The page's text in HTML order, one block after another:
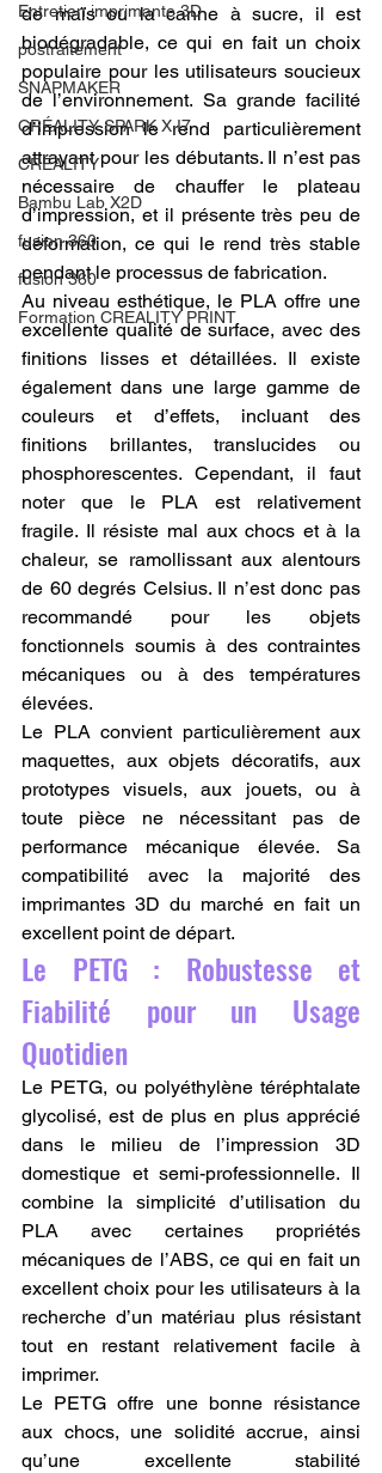
Entretien imprimante 3D
postraitement
SNAPMAKER
CRÉALITY SPARK X I7
CREALITY
Bambu Lab X2D
fusion 360
fusion 360
Formation CREALITY PRINT
de maïs ou la canne à sucre, il est
biodégradable, ce qui en fait un choix
populaire pour les utilisateurs soucieux
de l’environnement. Sa grande facilité
d’impression le rend particulièrement
attrayant pour les débutants. Il n’est pas
nécessaire de chauffer le plateau
d’impression, et il présente très peu de
déformation, ce qui le rend très stable
pendant le processus de fabrication.
Au niveau esthétique, le PLA offre une
excellente qualité de surface, avec des
finitions lisses et détaillées. Il existe
également dans une large gamme de
couleurs et d’effets, incluant des
finitions brillantes, translucides ou
phosphorescentes. Cependant, il faut
noter que le PLA est relativement
fragile. Il résiste mal aux chocs et à la
chaleur, se ramollissant aux alentours
de 60 degrés Celsius. Il n’est donc pas
recommandé pour les objets
fonctionnels soumis à des contraintes
mécaniques ou à des températures
élevées.
Le PLA convient particulièrement aux
maquettes, aux objets décoratifs, aux
prototypes visuels, aux jouets, ou à
toute pièce ne nécessitant pas de
performance mécanique élevée. Sa
compatibilité avec la majorité des
imprimantes 3D du marché en fait un
excellent point de départ.
Le PETG : Robustesse et
Fiabilité pour un Usage
Quotidien
Le PETG, ou polyéthylène téréphtalate
glycolisé, est de plus en plus apprécié
dans le milieu de l’impression 3D
domestique et semi-professionnelle. Il
combine la simplicité d’utilisation du
PLA avec certaines propriétés
mécaniques de l’ABS, ce qui en fait un
excellent choix pour les utilisateurs à la
recherche d’un matériau plus résistant
tout en restant relativement facile à
imprimer.
Le PETG offre une bonne résistance
aux chocs, une solidité accrue, ainsi
qu’une excellente stabilité